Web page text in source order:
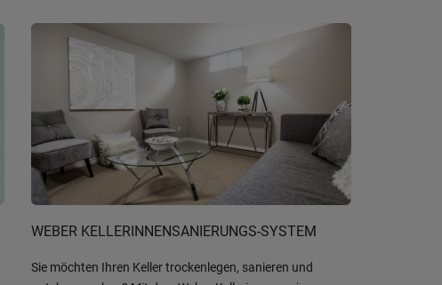
WEBER KELLERINNENSANIERUNGS-SYSTEM
Sie möchten Ihren Keller trockenlegen, sanieren und